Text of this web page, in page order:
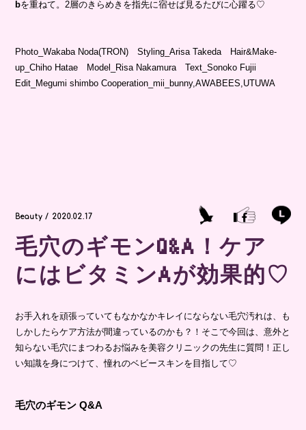
bを重ねて。2層のきらめきを指先に宿せば見るたびに心躍る♡
Photo_Wakaba Noda(TRON) Styling_Arisa Takeda Hair&Make-
up_Chiho Hatae Model_Risa Nakamura Text_Sonoko Fujii
Edit_Megumi shimbo Cooperation_mii_bunny,AWABEES,UTUWA
Beauty / 2020.02.17
毛穴のギモンQ&A！ケア
にはビタミンAが効果的♡
お手入れを頑張っていてもなかなかキレイにならない毛穴汚れは、も
しかしたらケア方法が間違っているのかも？！そこで今回は、意外と
知らない毛穴にまつわるお悩みを美容クリニックの先生に質問！正し
い知識を身につけて、憧れのベビースキンを目指して♡
毛穴のギモン Q&A